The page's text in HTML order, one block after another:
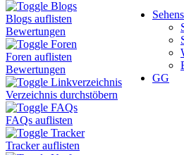
Blogs
Blogs auflisten
Bewertungen
Foren
Foren auflisten
Bewertungen
Linkverzeichnis
Verzeichnis durchstöbern
FAQs
FAQs auflisten
Tracker
Tracker auflisten
GG